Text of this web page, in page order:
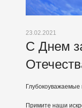
23.02.2021
С Днем
Глубокоуважаемые
Примите наши